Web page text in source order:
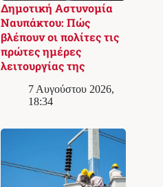
Δημοτική Αστυνομία
Ναυπάκτου: Πώς
βλέπουν οι πολίτες τις
πρώτες ημέρες
λειτουργίας της
7 Αυγούστου 2026,
18:34